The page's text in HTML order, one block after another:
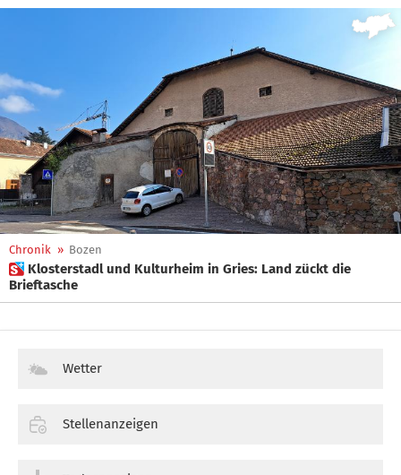
Chronik » Bozen
 Klosterstadl und Kulturheim in Gries: Land zückt die
Brieftasche
Wetter
Stellenanzeigen